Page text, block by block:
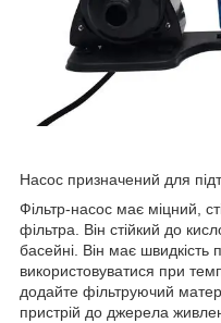
Насос призначений для
Фільтр-насос має міцний,
фільтра. Він стійкий до
басейні. Він має швидкість
використовуватися при
додайте фільтруючий
пристрій до джерела